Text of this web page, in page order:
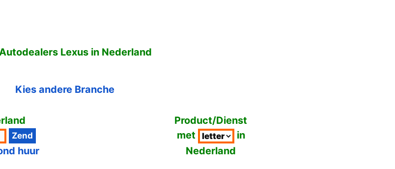
Lexus in Nederland
Kies andere Branche
huur
Product/Dienst
met
in
Nederland